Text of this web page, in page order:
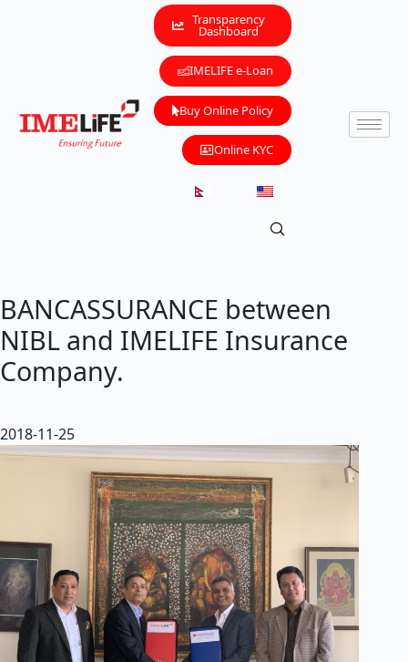
Transparency
Dashboard
IMELIFE e-Loan
Buy Online Policy
Online KYC
BANCASSURANCE between
NIBL and IMELIFE Insurance
Company.
2018-11-25